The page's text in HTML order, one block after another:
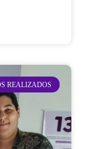
REALIZADOS